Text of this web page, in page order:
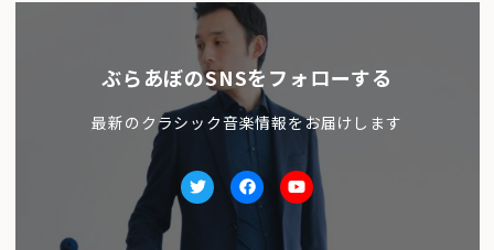
ぶらあぼのSNSをフォローする
最新のクラシック音楽情報をお届けします
TwitterfacebookYoutube